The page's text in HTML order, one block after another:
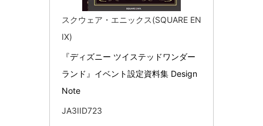
スクウェア・エニックス(SQUARE EN
IX)
『ディズニー ツイステッドワンダー
ランド』イベント設定資料集 Design
Note
JA3IID723